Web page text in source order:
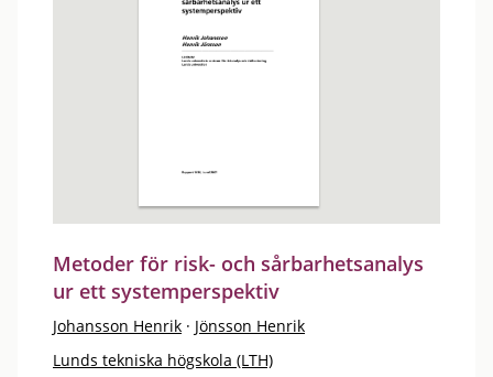
Metoder för risk- och sårbarhetsanalys
ur ett systemperspektiv
Johansson Henrik · Jönsson Henrik
Lunds tekniska högskola (LTH)